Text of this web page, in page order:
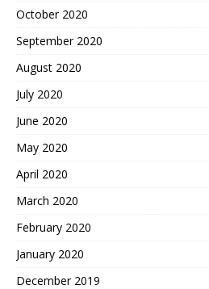
October 2020
September 2020
August 2020
July 2020
June 2020
May 2020
April 2020
March 2020
February 2020
January 2020
December 2019